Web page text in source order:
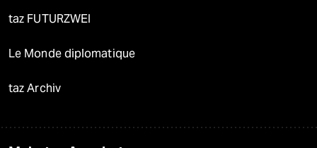
taz FUTURZWEI
Le Monde diplomatique
taz Archiv